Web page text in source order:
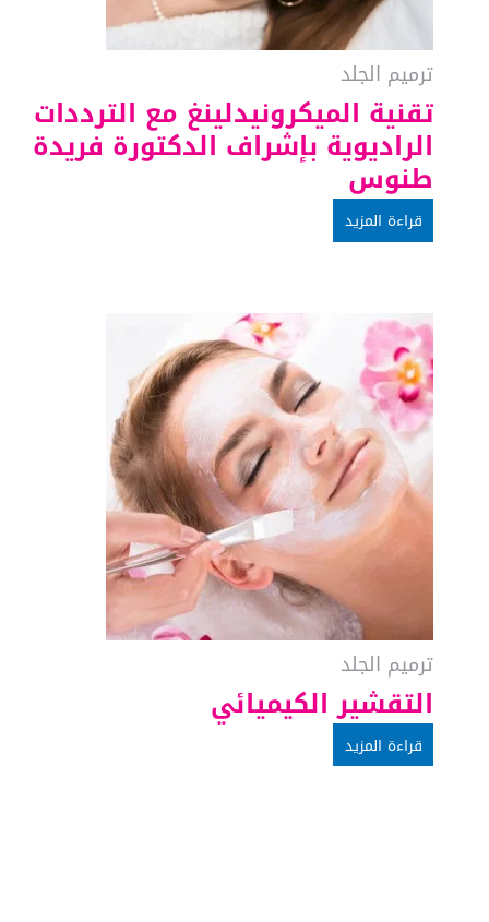
ترميم الجلد
تقنية الميكرونيدلينغ مع الترددات
الراديوية بإشراف الدكتورة فريدة
طنوس
قراءة المزيد
ترميم الجلد
التقشير الكيميائي
قراءة المزيد